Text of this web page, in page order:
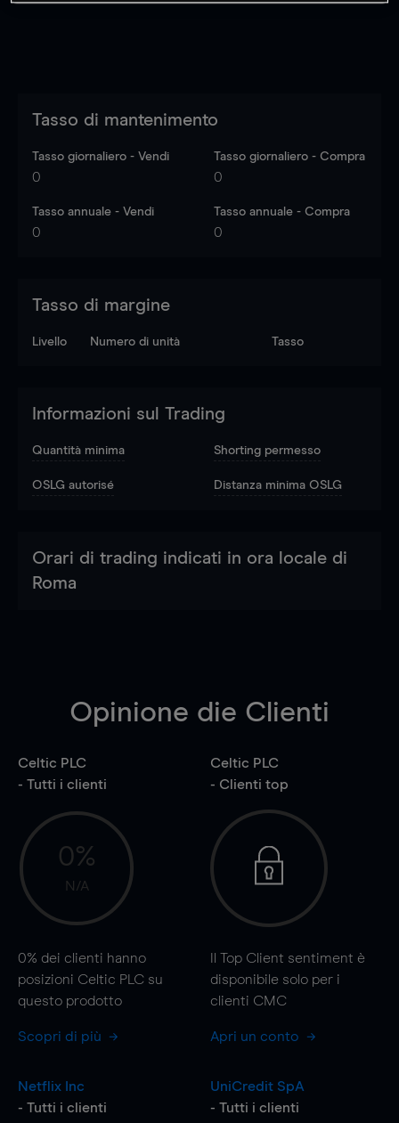
Tasso di mantenimento
Tasso giornaliero - Vendi
0
Tasso giornaliero - Compra
0
Tasso annuale - Vendi
0
Tasso annuale - Compra
0
Tasso di margine
Livello Numero di unità Tasso
Informazioni sul Trading
Quantità minima Shorting permesso
OSLG autorisé Distanza minima OSLG
Orari di trading indicati in ora locale di
Roma
Opinione die Clienti
Celtic PLC
- Tutti i clienti
0%
N/A
0% dei clienti hanno
posizioni Celtic PLC su
questo prodotto
Scopri di più
Celtic PLC
- Clienti top
Il Top Client sentiment è
disponibile solo per i
clienti CMC
Apri un conto
Netflix Inc
- Tutti i clienti
UniCredit SpA
- Tutti i clienti